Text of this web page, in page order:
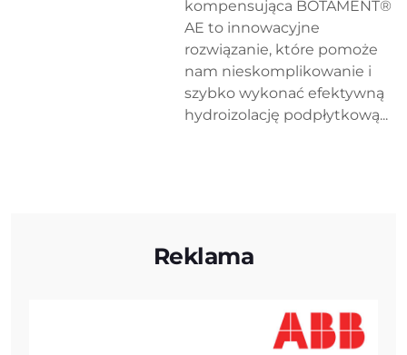
kompensująca BOTAMENT®
AE to innowacyjne
rozwiązanie, które pomoże
nam nieskomplikowanie i
szybko wykonać efektywną
hydroizolację podpłytkową...
Reklama